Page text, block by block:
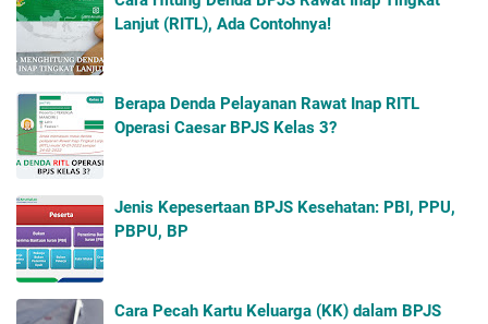
Lanjut (RITL), Ada Contohnya!
Berapa Denda Pelayanan Rawat Inap RITL
Operasi Caesar BPJS Kelas 3?
Jenis Kepesertaan BPJS Kesehatan: PBI, PPU,
PBPU, BP
Cara Pecah Kartu Keluarga (KK) dalam BPJS